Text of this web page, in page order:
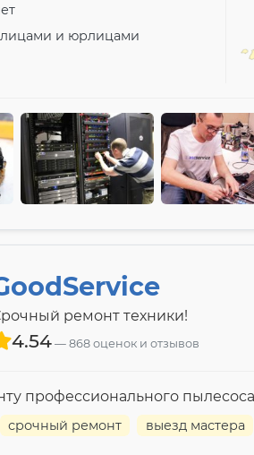
и юрлицами
ремонт техники!
4.54 868 оценок и отзывов
профессионального пылесоса
срочный ремонт выезд мастера